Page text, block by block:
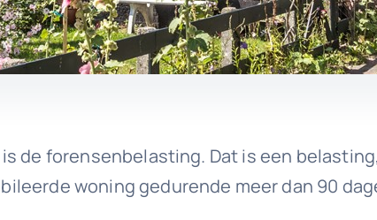
de forensenbelasting. Dat is een
woning gedurende meer dan 90